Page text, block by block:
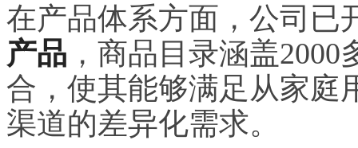
在产品体系方面，公司已
产品 ，商品目录涵盖
合，使其能够满足从家庭
渠道的差异化需求。